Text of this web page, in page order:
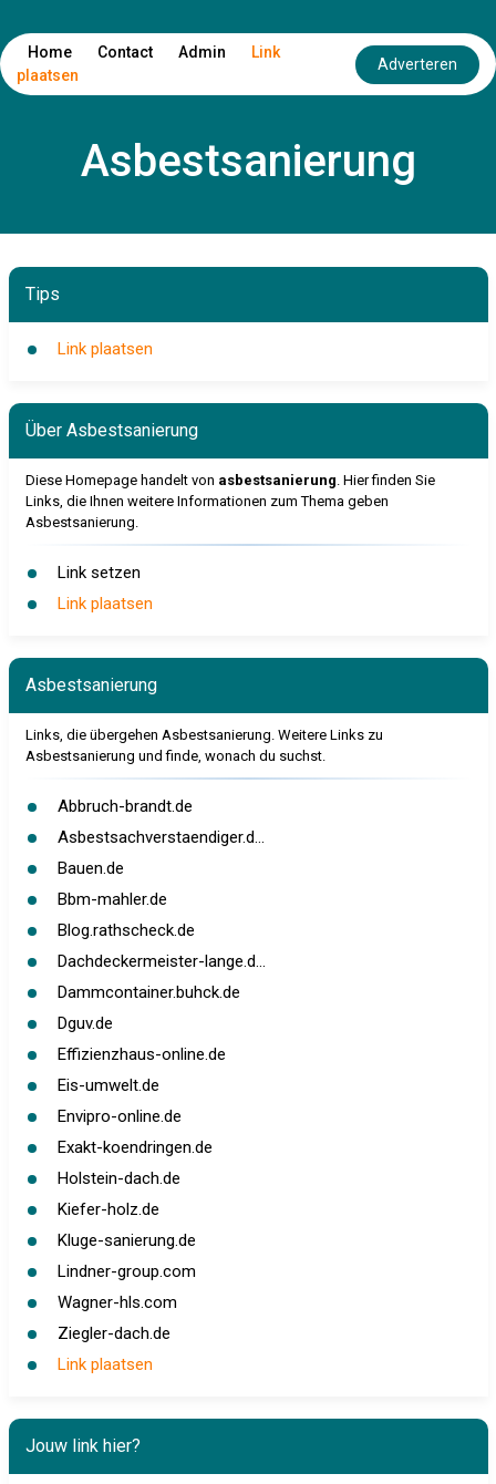
Home Contact Admin
Link
plaatsen
Adverteren
Asbestsanierung
Tips
Link plaatsen
Über Asbestsanierung
Diese Homepage handelt von asbestsanierung. Hier finden Sie
Links, die Ihnen weitere Informationen zum Thema geben
Asbestsanierung.
Link setzen
Link plaatsen
Asbestsanierung
Links, die übergehen Asbestsanierung. Weitere Links zu
Asbestsanierung und finde, wonach du suchst.
Abbruch-brandt.de
Asbestsachverstaendiger.d...
Bauen.de
Bbm-mahler.de
Blog.rathscheck.de
Dachdeckermeister-lange.d...
Dammcontainer.buhck.de
Dguv.de
Effizienzhaus-online.de
Eis-umwelt.de
Envipro-online.de
Exakt-koendringen.de
Holstein-dach.de
Kiefer-holz.de
Kluge-sanierung.de
Lindner-group.com
Wagner-hls.com
Ziegler-dach.de
Link plaatsen
Jouw link hier?